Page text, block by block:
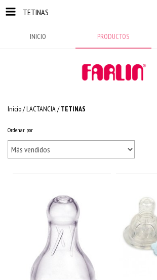
TETINAS
INICIO PRODUCTOS
Inicio/LACTANCIA/ TETINAS
Ordenar por